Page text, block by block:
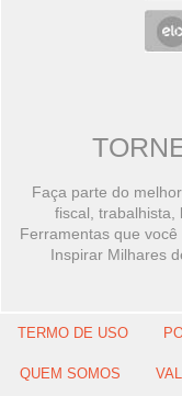
Faça parte do
fiscal, trabalhista,
Ferramentas que
Inspirar Milhares
TERMO DE USO
QUEM SOMOS